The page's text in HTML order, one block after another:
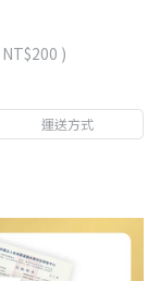
NT$200 )
運送方式